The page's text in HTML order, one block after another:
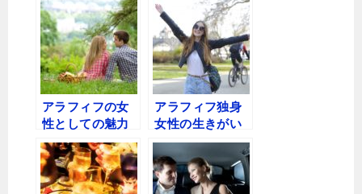
アラフィフの女
性としての魅力
は？まだまだイ
ケる〜年下の彼
氏を探そう！
アラフィフ独身
女性の生きがい
を考える〜性格
に難があるわけ
ではないけど..